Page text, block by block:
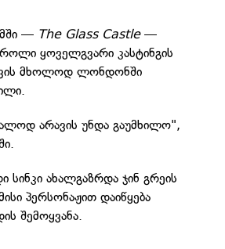
— The Glass Castle—
ყოველგვარი კასტინგის
მხოლოდ ლონდონში
არავის უნდა გაუმხილო",
ახალგაზრდა ჯინ გრეის
პერსონაჟით დაიწყება
შემოყვანა.